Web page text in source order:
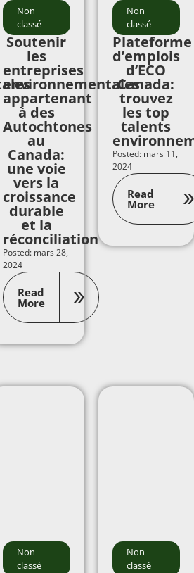
Non
classé
Soutenir
les
entreprises
environnementales
appartenant
à des
Autochtones
au
Canada:
une voie
vers la
croissance
durable
et la
réconciliation
Posted: mars 28,
2024
Read
More
Non
classé
Plateforme
d’emplois
d’ECO
Canada:
trouvez
les top
talents
Posted: mars 11,
2024
Read
More
Non
classé
Non
classé